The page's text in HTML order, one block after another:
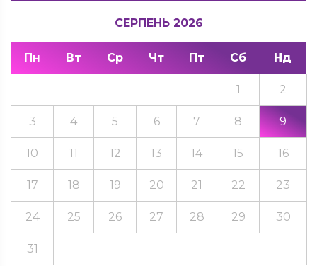
СЕРПЕНЬ 2026
Пн Вт Ср Чт Пт Сб Нд
1 2
3 4 5 6 7 8 9
10 11 12 13 14 15 16
17 18 19 20 21 22 23
24 25 26 27 28 29 30
31